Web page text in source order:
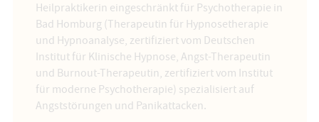
Heilpraktikerin eingeschränkt für Psychotherapie in
Bad Homburg (Therapeutin für Hypnosetherapie
und Hypnoanalyse, zertifiziert vom Deutschen
Institut für Klinische Hypnose, Angst-Therapeutin
und Burnout-Therapeutin, zertifiziert vom Institut
für moderne Psychotherapie) spezialisiert auf
Angststörungen und Panikattacken.